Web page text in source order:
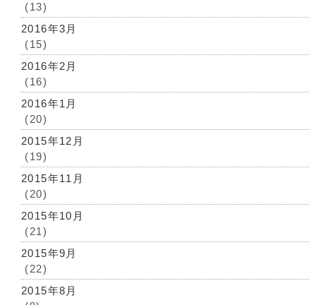
(13)
2016年3月
(15)
2016年2月
(16)
2016年1月
(20)
2015年12月
(19)
2015年11月
(20)
2015年10月
(21)
2015年9月
(22)
2015年8月